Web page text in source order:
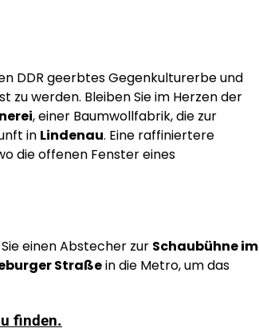
DDR geerbtes Gegenkulturerbe und
zu werden. Bleiben Sie im Herzen der
, einer Baumwollfabrik, die zur
in Lindenau. Eine raffiniertere
die offenen Fenster eines
einen Abstecher zur Schaubühne im
Straßein die Metro, um das
finden.